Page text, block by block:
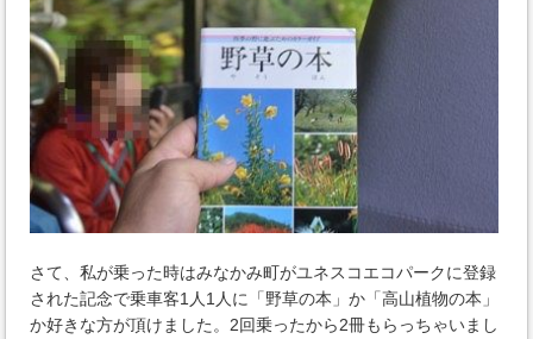
さて、私が乗った時はみなかみ町がユネスコエコパークに登録
された記念で乗車客1人1人に「野草の本」か「高山植物の本」
か好きな方が頂けました。2回乗ったから2冊もらっちゃいまし